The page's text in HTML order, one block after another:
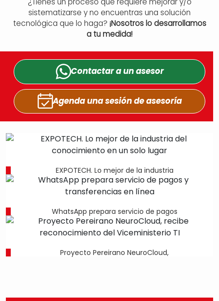
sistematizarse y no encuentras una solución
tecnológica que lo haga? ¡Nosotros lo desarrollamos
a tu medida!
Contactar a unasesor
Agenda una sesiónde asesoría
EXPOTECH. Lo mejor de la industria
WhatsApp prepara servicio de pagos
Proyecto Pereirano NeuroCloud,